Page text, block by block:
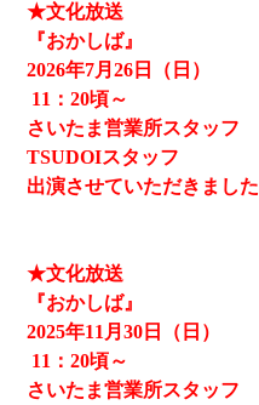
★文化放送
『おかしば』
2026年7月26日（日）
11 ：20頃～
さいたま営業所スタッフ
TSUDOIスタッフ
出演させていただきました
★文化放送
『おかしば』
2025年11月30日（日）
11 ：20頃～
さいたま営業所スタッフ